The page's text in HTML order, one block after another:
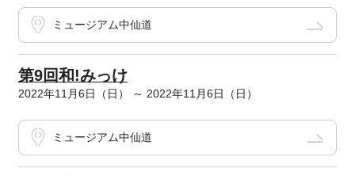
ミュージアム中仙道
第9回和!みっけ
2022年11月6日（日） ～ 2022年11月6日（日）
ミュージアム中仙道